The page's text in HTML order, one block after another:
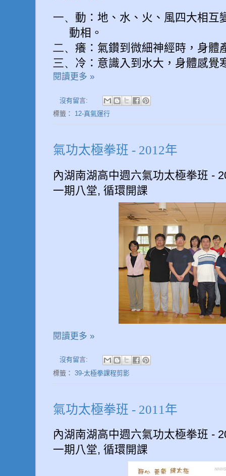
一、 動：地、水、火、風四大相互
動相。
二、 癢：氣鑽到微細神經時，身體
三、 冷：意識入到水大，身體感覺
閱讀更多 »
沒有留言:
標籤： 12-真氣運行
氣功太極拳班 - 2012年
內湖南湖高中週六氣功太極拳班 -
一期八堂, 循環開課
閱讀更多 »
沒有留言:
標籤： 39-太極拳課程剪影
氣功太極拳班 - 2011年
內湖南湖高中週六氣功太極拳班 -
一期八堂, 循環開課